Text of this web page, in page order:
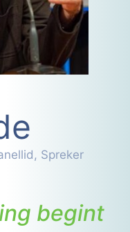
Spreker
begint